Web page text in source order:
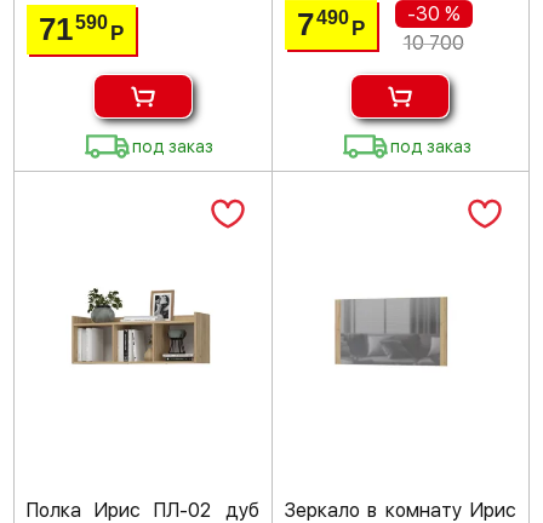
71590Р
под заказ
7490 Р
-30 %
10 700
под заказ
Полка Ирис ПЛ-02 дуб
Зеркало в комнату Ирис